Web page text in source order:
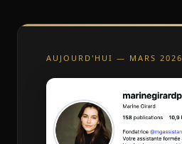
AUJOURD'HUI — MARS 2026